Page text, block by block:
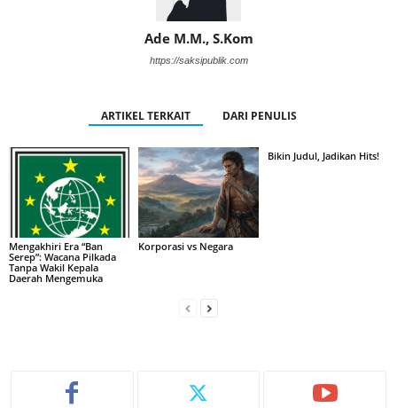
Ade M.M., S.Kom
https://saksipublik.com
ARTIKEL TERKAIT DARI PENULIS
Mengakhiri Era “Ban
Serep”: Wacana Pilkada
Tanpa Wakil Kepala
Daerah Mengemuka
Korporasi vs Negara
Bikin Judul, Jadikan Hits!